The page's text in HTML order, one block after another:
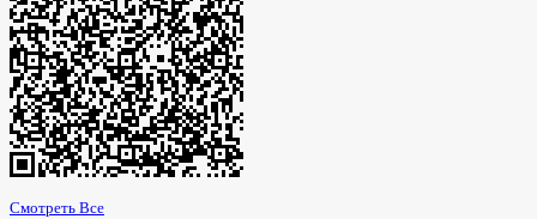
Смотреть Все